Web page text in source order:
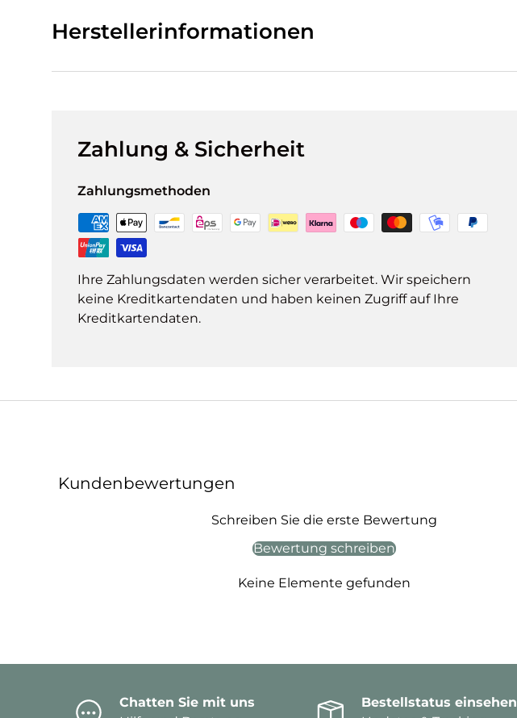
Herstellerinformationen
Zahlung & Sicherheit
Zahlungsmethoden
Ihre Zahlungsdaten werden sicher verarbeitet. Wir speichern
keine Kreditkartendaten und haben keinen Zugriff auf Ihre
Kreditkartendaten.
Kundenbewertungen
Schreiben Sie die erste Bewertung
Bewertung schreiben
Keine Elemente gefunden
Chatten Sie mit uns
Bestellstatus einsehen